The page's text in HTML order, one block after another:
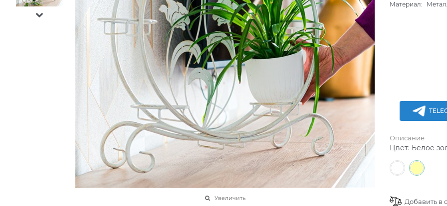
Увеличить
Материал:
Описание
Цвет: Белое
Добавить в